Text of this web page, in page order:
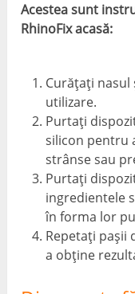
Acestea sunt
RhinoFix acasă:
Curățați
utilizare.
Purtați
silicon pentru
strânse sau
Purtați
ingredientele
în forma lor
Repetați pașii
a obține